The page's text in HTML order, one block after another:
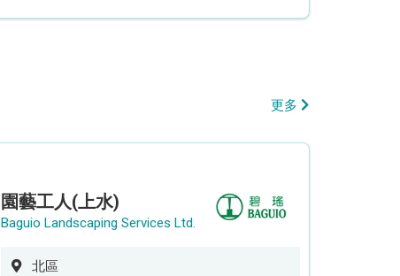
更多
園藝工人(上水)
Baguio Landscaping Services Ltd.
北區